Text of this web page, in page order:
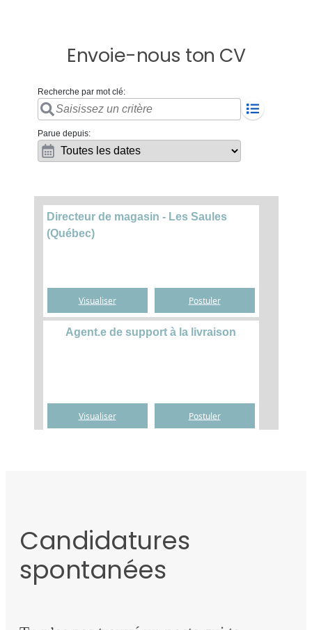
Envoie-nous ton CV
Candidatures
spontanées